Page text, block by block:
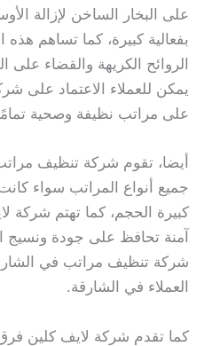
على البخار الساخن لإزالة
بفعالية كبيرة، كما تساهم هذه
الروائح الكريهة والقضاء على
يمكن للعملاء الاعتماد على
على مراتب نظيفة وصحية
أيضا، تقوم شركة تنظيف
جميع أنواع المراتب سواء
كبيرة الحجم، كما تهتم شركة
آمنة تحافظ على جودة ونسيج
شركة تنظيف مراتب في
العملاء في الشارقة.
كما تقدم شركة لايف كلين